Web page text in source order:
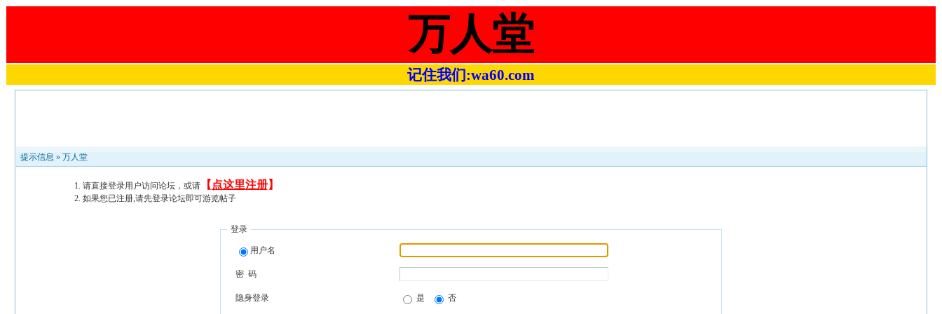
万人堂
记住我们:wa60.com
提示信息 » 万人堂
请直接登录用户访问论坛，或请【 点这里注册】
如果您已注册,请先登录论坛即可游览帖子
登录
用户名
密 码
隐身登录 是 否